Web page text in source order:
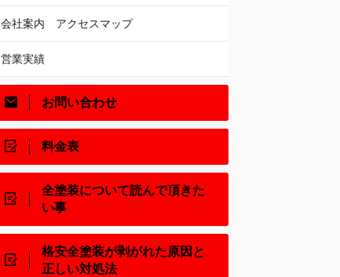
会社案内 アクセスマップ
営業実績
お問い合わせ
料金表
全塗装について読んで頂きた
い事
格安全塗装が剥がれた原因と
正しい対処法